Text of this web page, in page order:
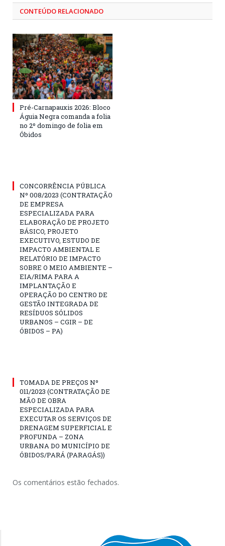
CONTEÚDO RELACIONADO
Pré-Carnapauxis 2026: Bloco
Águia Negra comanda a folia
no 2º domingo de folia em
Óbidos
CONCORRÊNCIA PÚBLICA
Nº 008/2023 (CONTRATAÇÃO
DE EMPRESA
ESPECIALIZADA PARA
ELABORAÇÃO DE PROJETO
BÁSICO, PROJETO
EXECUTIVO, ESTUDO DE
IMPACTO AMBIENTAL E
RELATÓRIO DE IMPACTO
SOBRE O MEIO AMBIENTE –
EIA/RIMA PARA A
IMPLANTAÇÃO E
OPERAÇÃO DO CENTRO DE
GESTÃO INTEGRADA DE
RESÍDUOS SÓLIDOS
URBANOS – CGIR – DE
ÓBIDOS – PA)
TOMADA DE PREÇOS Nº
011/2023 (CONTRATAÇÃO DE
MÃO DE OBRA
ESPECIALIZADA PARA
EXECUTAR OS SERVIÇOS DE
DRENAGEM SUPERFICIAL E
PROFUNDA – ZONA
URBANA DO MUNICÍPIO DE
ÓBIDOS/PARÁ (PARAGÁS))
Os comentários estão fechados.